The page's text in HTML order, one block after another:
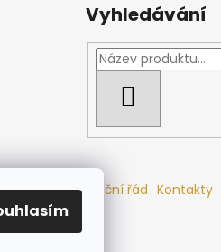
Vyhledávání
Reklamační řád Kontakty